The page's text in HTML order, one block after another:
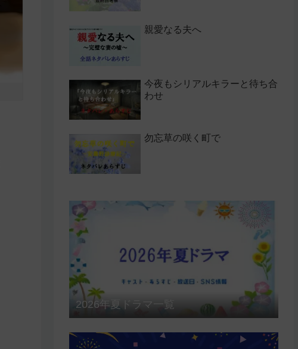
親愛なる夫へ
今夜もシリアルキラーと待ち合
わせ
勿忘草の咲く町で
2026年夏ドラマ一覧